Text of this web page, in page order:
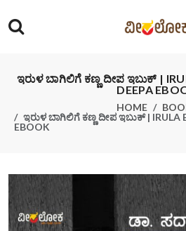
ಇರುಳ ಬಾಗಿಲಿಗೆ ಕಣ್ಣ ದೀಪ ಇಬುಕ್ |
DEEPA
HOME
ಇರುಳ ಬಾಗಿಲಿಗೆ ಕಣ್ಣ ದೀಪ ಇಬುಕ್ | IRULA
EBOOK